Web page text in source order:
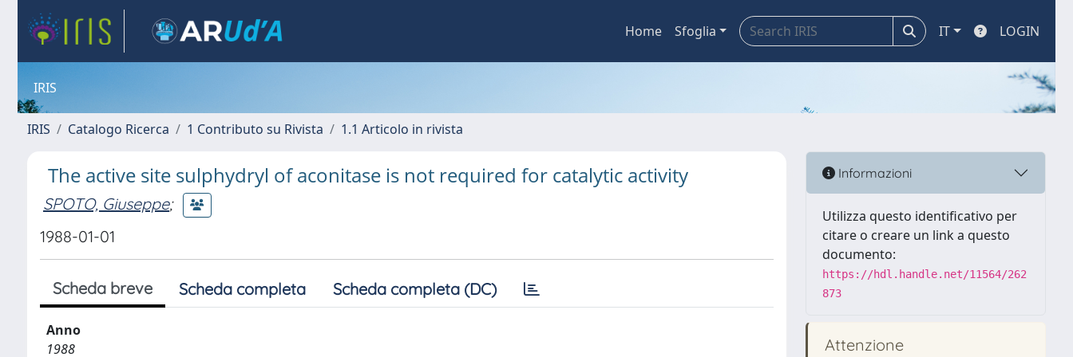
Home Sfoglia IT LOGIN
IRIS
IRIS Catalogo Ricerca 1 Contributo su Rivista 1.1 Articolo in rivista
The active site sulphydryl of aconitase is not required for catalytic activity
SPOTO, Giuseppe;
1988-01-01
Scheda breve Scheda completa Scheda completa (DC)
Anno
1988
Informazioni
Utilizza questo identificativo per
citare o creare un link a questo
documento:
https://hdl.handle.net/11564/262
873
Attenzione